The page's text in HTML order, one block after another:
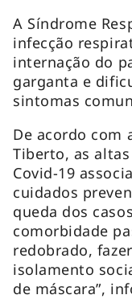
A Síndrome
infecção
internação do
garganta e
sintomas
De acordo com
Tiberto, as
Covid-19
cuidados
queda dos
comorbidade
redobrado,
isolamento
de máscara”,